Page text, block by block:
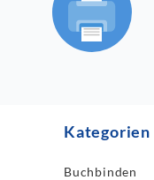
Kategorien
Buchbinden